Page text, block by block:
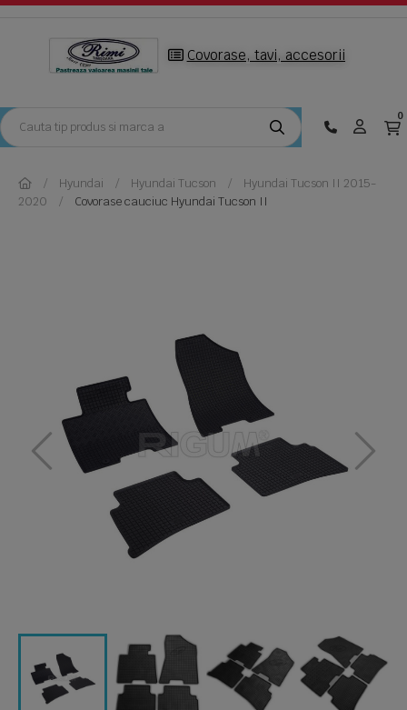
Covorase, tavi, accesorii
0
Hyundai Hyundai Tucson
Hyundai Tucson II 2015-
2020
Covorase cauciuc Hyundai Tucson II